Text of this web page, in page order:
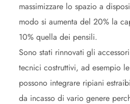
massimizzare lo spazio a
modo si aumenta del 20% la
10% quella dei pensili.
Sono stati rinnovati gli
tecnici costruttivi, ad esempio
possono integrare ripiani
da incasso di vario genere